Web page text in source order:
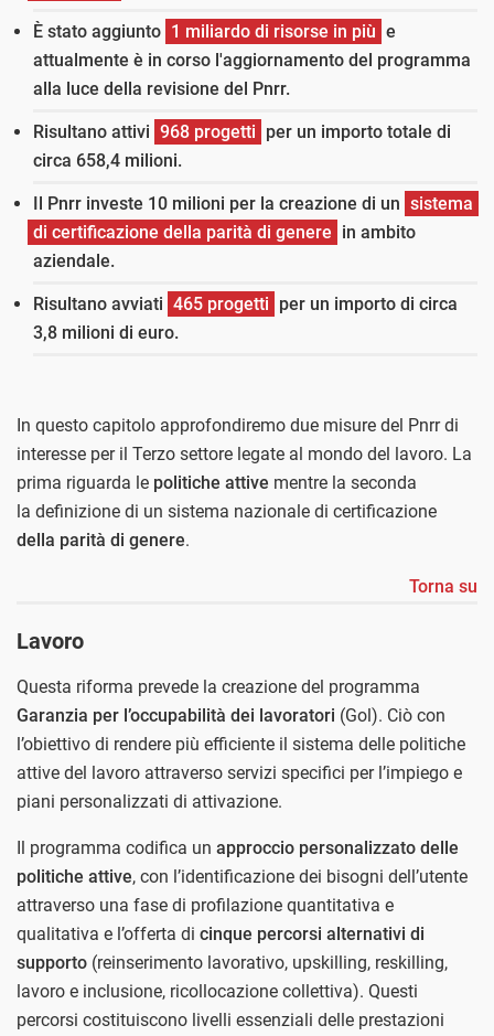
È stato aggiunto 1 miliardo di risorse in più e
attualmente è in corso l'aggiornamento del programma
alla luce della revisione del Pnrr.
Risultano attivi 968 progetti per un importo totale di
circa 658,4 milioni.
Il Pnrr investe 10 milioni per la creazione di un sistema
di certificazione della parità di genere in ambito
aziendale.
Risultano avviati 465 progetti per un importo di circa
3,8 milioni di euro.
In questo capitolo approfondiremo due misure del Pnrr di
interesse per il Terzo settore legate al mondo del lavoro. La
prima riguarda le politiche attive mentre la seconda
la definizione di un sistema nazionale di certificazione
della parità di genere.
Torna su
Lavoro
Questa riforma prevede la creazione del programma
Garanzia per l’occupabilità dei lavoratori (Gol). Ciò con
l’obiettivo di rendere più efficiente il sistema delle politiche
attive del lavoro attraverso servizi specifici per l’impiego e
piani personalizzati di attivazione.
Il programma codifica un approccio personalizzato delle
politiche attive, con l’identificazione dei bisogni dell’utente
attraverso una fase di profilazione quantitativa e
qualitativa e l’offerta di cinque percorsi alternativi di
supporto (reinserimento lavorativo, upskilling, reskilling,
lavoro e inclusione, ricollocazione collettiva). Questi
percorsi costituiscono livelli essenziali delle prestazioni